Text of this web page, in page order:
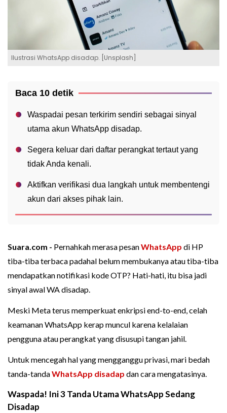
Ilustrasi WhatsApp disadap. [Unsplash]
Baca 10 detik
Waspadai pesan terkirim sendiri sebagai sinyal
utama akun WhatsApp disadap.
Segera keluar dari daftar perangkat tertaut yang
tidak Anda kenali.
Aktifkan verifikasi dua langkah untuk membentengi
akun dari akses pihak lain.
Suara.com - Pernahkah merasa pesanWhatsApp di HP
tiba-tiba terbaca padahal belum membukanya atau tiba-tiba
mendapatkan notifikasi kode OTP? Hati-hati, itu bisa jadi
sinyal awal WA disadap.
Meski Meta terus memperkuat enkripsi end-to-end, celah
keamanan WhatsApp kerap muncul karena kelalaian
pengguna atau perangkat yang disusupi tangan jahil.
Untuk mencegah hal yang mengganggu privasi, mari bedah
tanda-tandaWhatsApp disadap dan cara mengatasinya.
Waspada! Ini 3 Tanda Utama WhatsApp Sedang
Disadap